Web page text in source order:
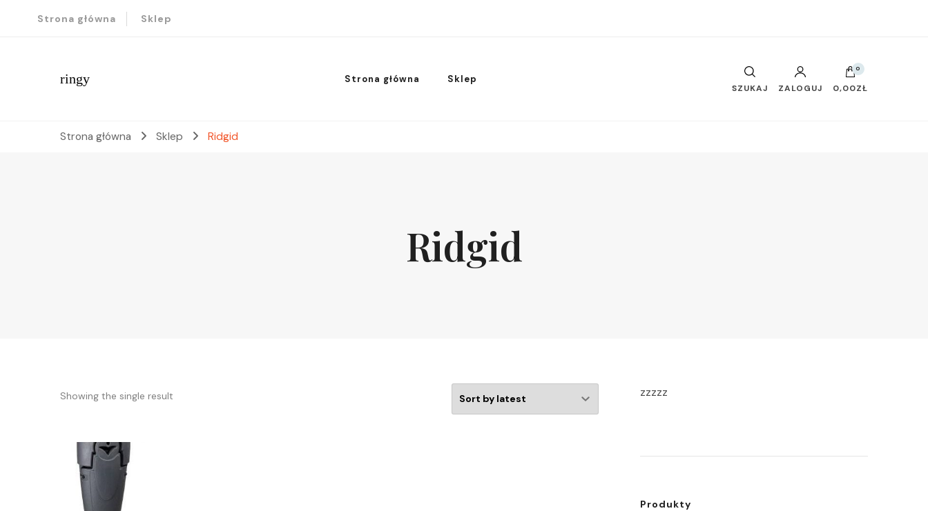
Strona główna Sklep
ringy Strona główna Sklep
SZUKAJ ZALOGUJ
0
0,00ZŁ
Strona główna Sklep Ridgid
Ridgid
Showing the single result zzzzz
Produkty